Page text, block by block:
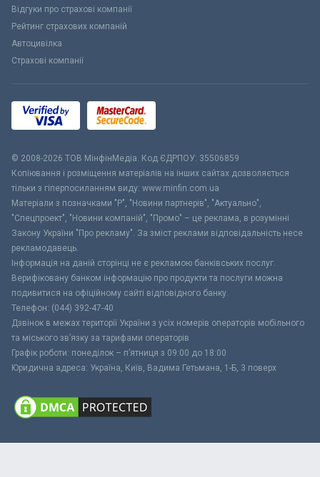
Відгуки про страхові компанії
Рейтинг страхових компаній
Автоцивілка
Страхові компанії
© 2008-2026 ТОВ МiнфiнМедiа. Код ЄДРПОУ: 35506859
Копіювання і розміщення матеріалів на інших сайтах дозволяється
тільки з гіперпосиланням виду: www.minfin.com.ua
Матеріали з позначками "Р", "Новини партнерів", "Актуально",
"Спецпроект", "Новини компаній", "Промо" – це реклама, в розумінні
Закону України "Про рекламу". За зміст реклами відповідальність несе
рекламодавець.
Інформація на даній сторінці не є рекламою банківських послуг.
Верифіковану банком інформацію про продукти та послуги можна
подивитися на офіційному сайті відповідного банку.
Телефон: (044) 392-47-40
Дзвінок в межах території України з усіх номерів операторів мобільного
та міського зв’язку за тарифами операторів
Графік роботи: понеділок – п’ятниця з 09:00 до 18:00
Юридична адреса: Україна, Київ, Вадима Гетьмана, 1-Б, 3 поверх